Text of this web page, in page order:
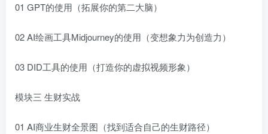
01 GPT的使用（拓展你的第二大脑）
02 AI绘画工具Midjourney的使用（变想象力为创造力）
03 DID工具的使用（打造你的虚拟视频形象）
模块三 生财实战
01 AI商业生财全景图（找到适合自己的生财路径）